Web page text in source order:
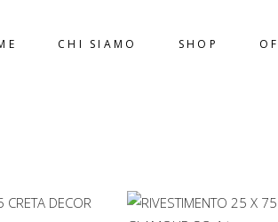
CHI SIAMO SHOP